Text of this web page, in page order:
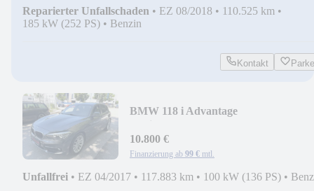
Reparierter Unfallschaden • EZ 08/2018 • 110.525 km •
185 kW (252 PS) • Benzin
Kontakt
BMW 118 i Advantage
10.800 €
Finanzierung ab 99 € mtl.
Unfallfrei • EZ 04/2017 • 117.883 km • 100 kW (136 PS) •